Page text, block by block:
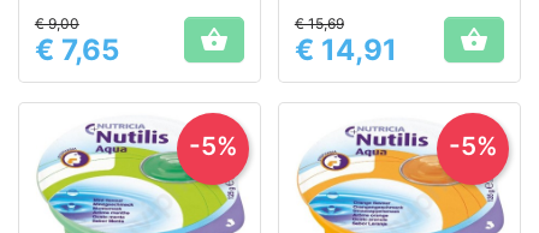
diverse dieetbehoeften.
Prijs
€ 9,00
€ 7,65  Prijs
€ 15,69
€ 14,91 
-5% -5%